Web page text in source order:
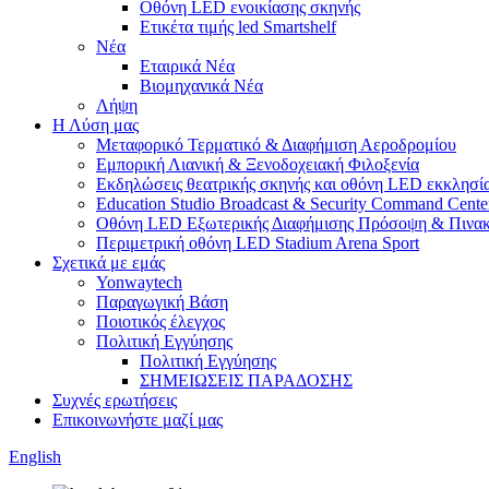
Οθόνη LED ενοικίασης σκηνής
Ετικέτα τιμής led Smartshelf
Νέα
Εταιρικά Νέα
Βιομηχανικά Νέα
Λήψη
Η Λύση μας
Μεταφορικό Τερματικό & Διαφήμιση Αεροδρομίου
Εμπορική Λιανική & Ξενοδοχειακή Φιλοξενία
Εκδηλώσεις θεατρικής σκηνής και οθόνη LED
Education Studio Broadcast & Security Command
Οθόνη LED Εξωτερικής Διαφήμισης Πρόσοψη &
Περιμετρική οθόνη LED Stadium Arena Sport
Σχετικά με εμάς
Yonwaytech
Παραγωγική Βάση
Ποιοτικός έλεγχος
Πολιτική Εγγύησης
Πολιτική Εγγύησης
ΣΗΜΕΙΩΣΕΙΣ ΠΑΡΑΔΟΣΗΣ
Συχνές ερωτήσεις
Επικοινωνήστε μαζί μας
English